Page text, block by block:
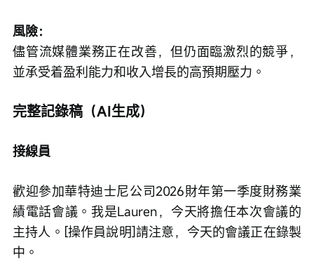
風險：
儘管流媒體業務正在改善，但仍面臨激烈的競爭，
並承受着盈利能力和收入增長的高預期壓力。
完整記錄稿（AI生成）
接線員
歡迎參加華特迪士尼公司2026財年第一季度財務業
績電話會議。我是Lauren，今天將擔任本次會議的
主持人。[操作員說明]請注意，今天的會議正在錄製
中。